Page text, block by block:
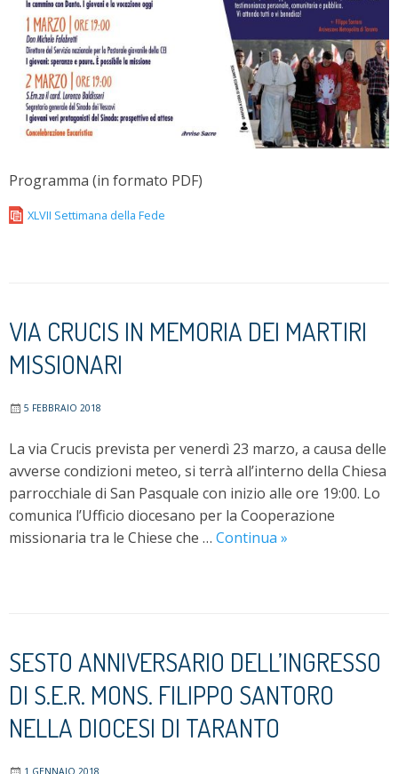
Programma (in formato PDF)
XLVII Settimana della Fede
VIA CRUCIS IN MEMORIA DEI MARTIRI
MISSIONARI
5 FEBBRAIO 2018
La via Crucis prevista per venerdì 23 marzo, a causa delle
avverse condizioni meteo, si terrà all’interno della Chiesa
parrocchiale di San Pasquale con inizio alle ore 19:00. Lo
comunica l’Ufficio diocesano per la Cooperazione
missionaria tra le Chiese che … Continua Via
missionari
»
SESTO ANNIVERSARIO DELL’INGRESSO
DI S.E.R. MONS. FILIPPO SANTORO
NELLA DIOCESI DI TARANTO
1 GENNAIO 2018